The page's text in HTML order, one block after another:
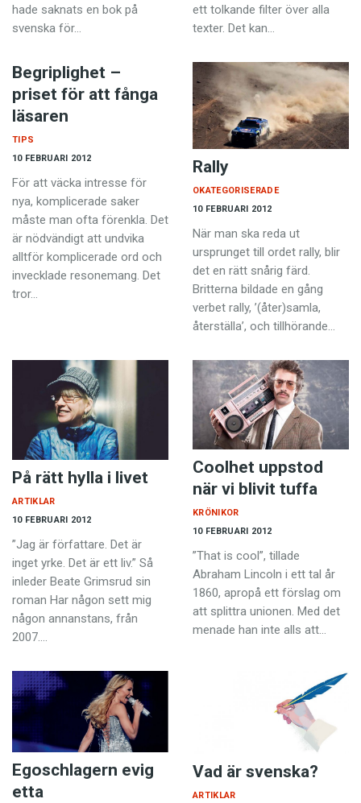
hade saknats en bok på
svenska för…
ett tolkande filter över alla
texter. Det kan…
Begriplighet –
priset för att fånga
läsaren
10 FEBRUARI 2012
TIPS
För att väcka intresse för
nya, komplicerade saker
måste man ofta förenkla. Det
är nödvändigt att undvika
alltför komplicerade ord och
invecklade resonemang. Det
tror…
Rally
10 FEBRUARI 2012
OKATEGORISERADE
När man ska reda ut
ursprunget till ordet rally, blir
det en rätt snårig färd.
Britterna bildade en gång
verbet rally, ’(åter)samla,
återställa’, och till­hörande…
På rätt hylla i livet
10 FEBRUARI 2012
ARTIKLAR
”Jag är författare. Det är
inget yrke. Det är ett liv.” Så
inleder Beate Grimsrud sin
roman Har någon sett mig
någon annanstans, från
2007.…
Coolhet uppstod
när vi blivit tuffa
10 FEBRUARI 2012
KRÖNIKOR
”That is cool”, tillade
Abraham­ Lincoln i ett tal år
1860, apropå ett förslag om
att splittra unionen. Med det
menade han inte alls att…
Egoschlagern evig
etta
Vad är svenska?
ARTIKLAR